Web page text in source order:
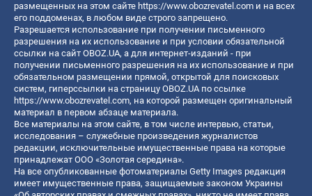
размещенных на этом сайте https://www.obozrevatel.com и на всех
его поддоменах, в любом виде строго запрещено.
Разрешается использование при получении письменного
разрешения на их использование и при условии обязательной
ссылки на сайт OBOZ.UA, а для интернет-изданий - при
получении письменного разрешения на их использование и при
обязательном размещении прямой, открытой для поисковых
систем, гиперссылки на страницу OBOZ.UA по ссылке
https://www.obozrevatel.com, на которой размещен оригинальный
материал в первом абзаце материала.
Все материалы на этом сайте, в том числе интервью, статьи,
исследования – служебные произведения журналистов
редакции, исключительные имущественные права на которые
принадлежат ООО «Золотая середина».
На все опубликованные фотоматериалы Getty Images редакция
имеет имущественные права, защищаемые законом Украины